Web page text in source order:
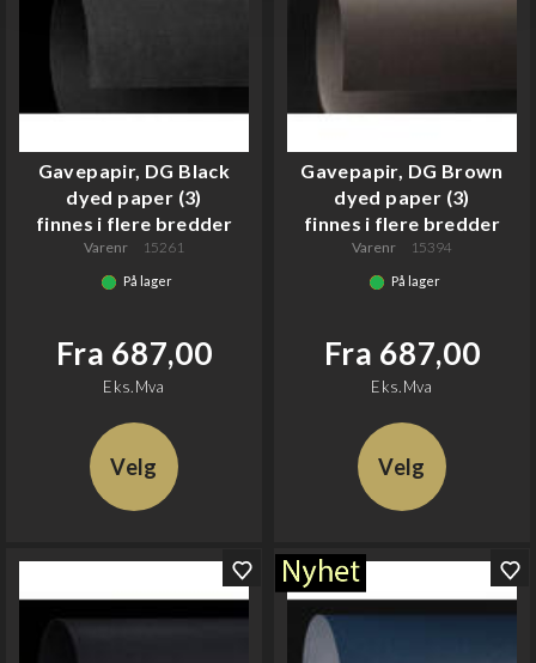
Gavepapir, DG Black
dyed paper (3)
finnes i flere bredder
Varenr 15261
På lager
Fra 687,00
Eks.Mva
Velg
Gavepapir, DG Brown
dyed paper (3)
finnes i flere bredder
Varenr 15394
På lager
Fra 687,00
Eks.Mva
Velg